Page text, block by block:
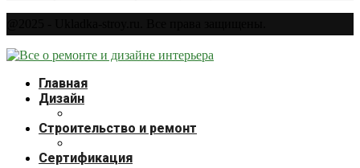
Главная
Дизайн
Строительство и ремонт
Сертификация